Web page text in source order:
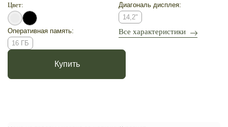
Цвет:
Диагональ дисплея:
14,2"
Оперативная память:
16 ГБ
Все характеристики
Купить